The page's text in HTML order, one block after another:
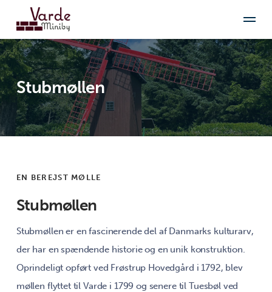
Stubmøllen
EN BEREJST MØLLE
Stubmøllen
Stubmøllen er en fascinerende del af Danmarks kulturarv,
der har en spændende historie og en unik konstruktion.
Oprindeligt opført ved Frøstrup Hovedgård i 1792, blev
møllen flyttet til Varde i 1799 og senere til Tuesbøl ved